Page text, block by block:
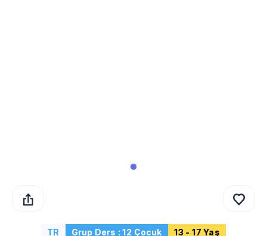
TR Grup Ders : 12 Çocuk 13 - 17 Yaş